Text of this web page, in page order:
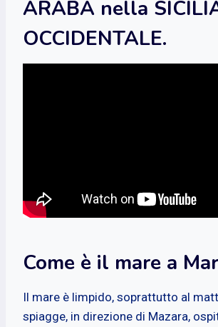
ARABA nella
OCCIDENTALE.
Come è il mare a
Il mare è limpido, soprattutto al
spiagge, in direzione di Mazara,